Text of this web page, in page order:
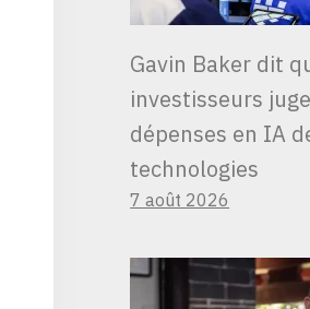
Gavin Baker dit
investisseurs
dépenses en IA
technologies
7 août 2026